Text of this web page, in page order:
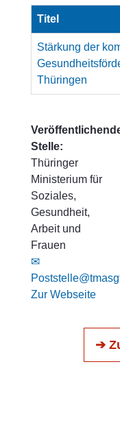
Titel
Stärkung der
Thüringen
Stelle:
Thüringer
Ministerium für
Soziales,
Gesundheit,
Arbeit und
Frauen
✉
Zur Webseite
➔